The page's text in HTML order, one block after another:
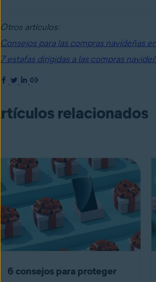
Otros artículos:
Consejos para las compras navideñas
7 estafas dirigidas a las compras
relacionados
6 consejos para proteger